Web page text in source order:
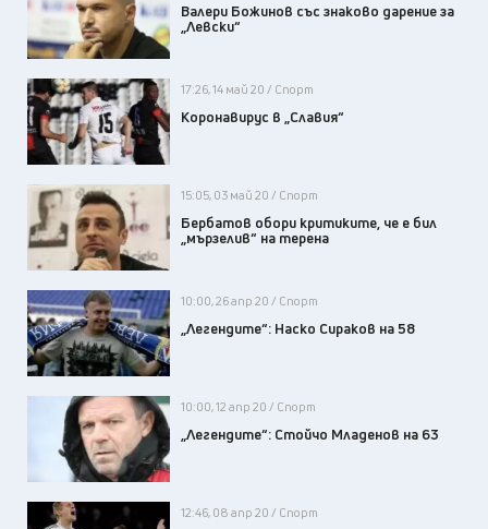
Валери Божинов със знаково дарение за
„Левски“
17:26, 14 май 20 / Спорт
Коронавирус в „Славия“
15:05, 03 май 20 / Спорт
Бербатов обори критиките, че е бил
„мързелив“ на терена
10:00, 26 апр 20 / Спорт
„Легендите“: Наско Сираков на 58
10:00, 12 апр 20 / Спорт
„Легендите“: Стойчо Младенов на 63
12:46, 08 апр 20 / Спорт